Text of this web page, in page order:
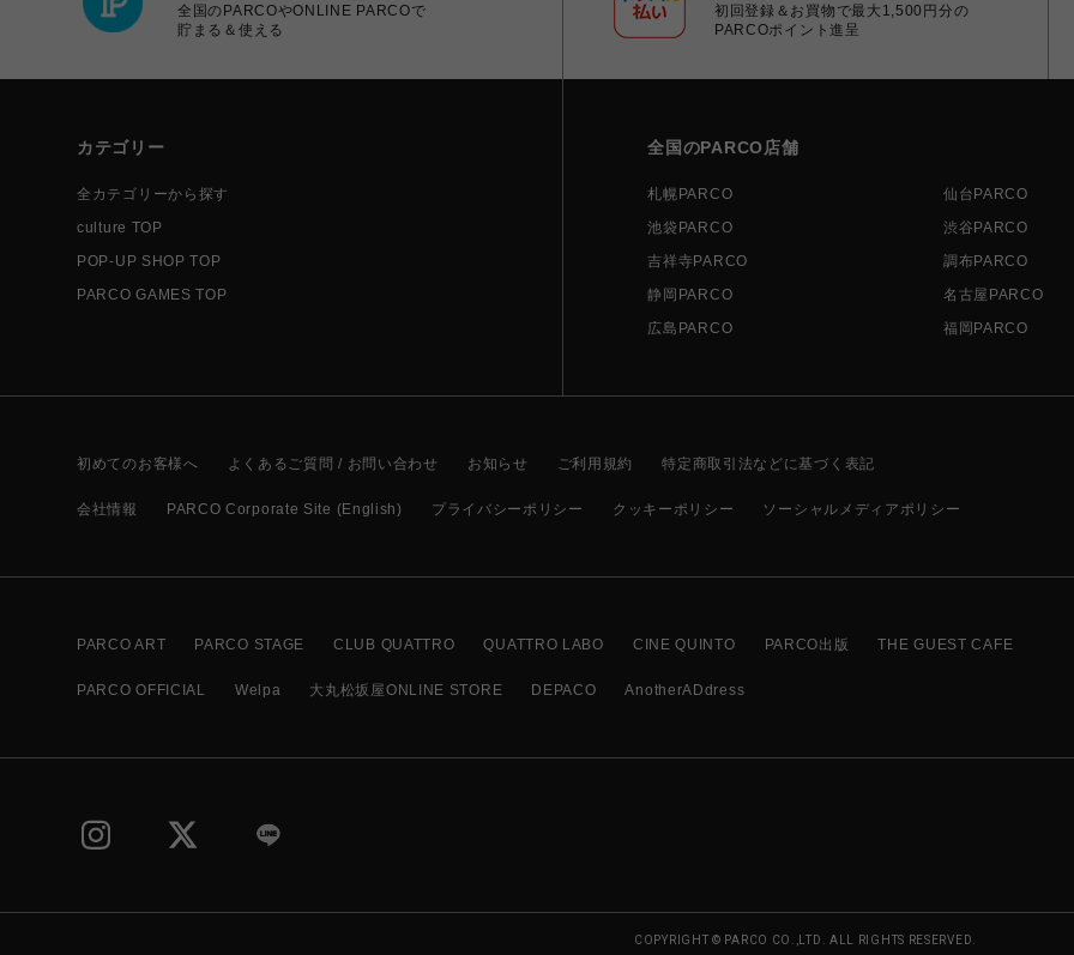
全国のPARCOやONLINE PARCOで
貯まる＆使える
初回登録＆お買物で最大1,500円分の
PARCOポイント進呈
カテゴリー
全カテゴリーから探す
culture TOP
POP-UP SHOP TOP
PARCO GAMES TOP
全国のPARCO店舗
札幌PARCO 仙台PARCO
池袋PARCO
渋谷PARCO
吉祥寺PARCO
調布PARCO
静岡PARCO
名古屋PARCO
広島PARCO
福岡PARCO
初めてのお客様へ よくあるご質問 / お問い合わせ お知らせ ご利用規約 特定商取引法などに基づく表記
会社情報 PARCO Corporate Site (English) プライバシーポリシー クッキーポリシー ソーシャルメディアポリシー
PARCO ART PARCO STAGE CLUB QUATTRO QUATTRO LABO CINE QUINTO PARCO出版 THE GUEST CAFE
PARCO OFFICIAL Welpa 大丸松坂屋ONLINE STORE DEPACO AnotherADdress
COPYRIGHT © PARCO CO.,LTD. ALL RIGHTS RESERVED.